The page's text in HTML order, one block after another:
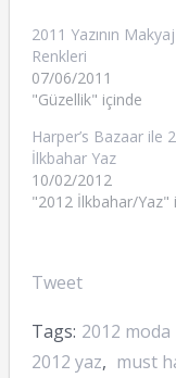
2011 Yazının Makyaj
Renkleri
07/06/2011
"Güzellik" içinde
Harper’s Bazaar ile
İlkbahar Yaz
10/02/2012
"2012 İlkbahar/Yaz"
Tweet
Tags: 2012
2012 yaz, must